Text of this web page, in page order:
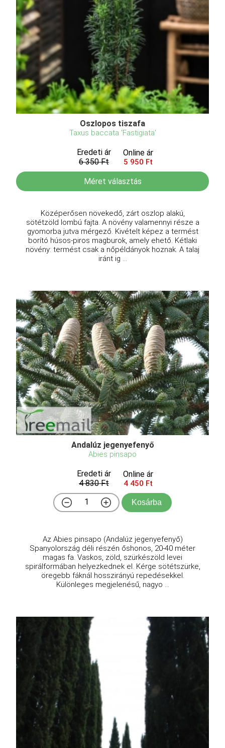
Oszlopos tiszafa
Taxus baccata 'Fastigiata'
Eredeti ár
6 350 Ft
Online ár
5 950 Ft
Méret választás
Középerősen növekedő, zárt oszlop alakú,
sötétzöld lombú fajta. A növény valamennyi része a
gyomorba jutva mérgező. Kivételt képez a termést
borító húsos-piros magburok, amely ehető. Kétlaki
növény: termést csak a nőpéldányok hoznak. A talaj
iránt ig ...
Andalúz jegenyefenyő
Abies pinsapo
Eredeti ár
4 830 Ft
Online ár
4 450 Ft
Kosárba
Az Abies pinsapo (Andalúz jegenyefenyő)
Spanyolország déli részén őshonos, 20-40 méter
magas fa. Vaskos, zöld, szürkészöld levei
spirálformában helyezkednek el. Kérge sötétszürke,
öregebb fáknál hosszirányú repedésekkel.
Különleges megjelenésű, nagyo ...